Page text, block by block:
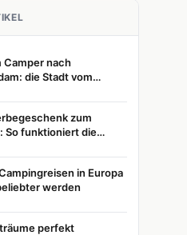
Camper nach
die Stadt vom
zum
So funktioniert die
in Europa
werden
perfekt